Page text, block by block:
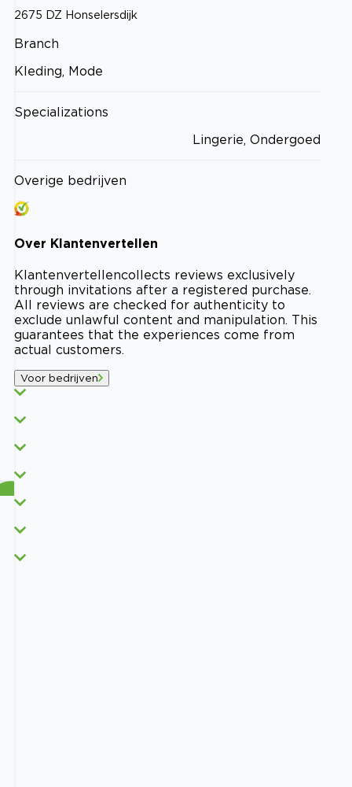
2675 DZ Honselersdijk
Branch
Kleding, Mode
Specializations
Lingerie, Ondergoed
Overige bedrijven
Over Klantenvertellen
Klantenvertellencollects reviews exclusively
through invitations after a registered purchase.
All reviews are checked for authenticity to
exclude unlawful content and manipulation. This
guarantees that the experiences come from
actual customers.
Voor bedrijven